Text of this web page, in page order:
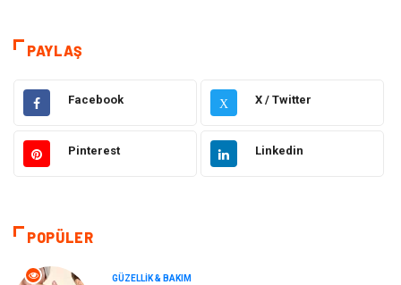
Eğitim & Kariyer
Gündem Hukuk
Moda Sağlıklı Yaşam
Bilgisayar & Yazılım
Makine
PAYLAŞ
Facebook X X / Twitter
Pinterest Linkedin
POPÜLER
GÜZELLIK & BAKIM